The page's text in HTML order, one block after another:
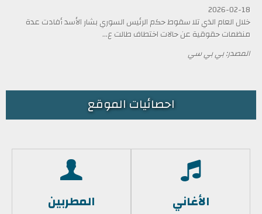
2026-02-18
خلال العام الذي تلا سقوط حكم الرئيس السوري بشار الأسد أفادت عدة
منظمات حقوقية عن حالات اختطاف طالت ع...
المصدر: بي بي سي
احصائيات الموقع
الأغاني المطربين